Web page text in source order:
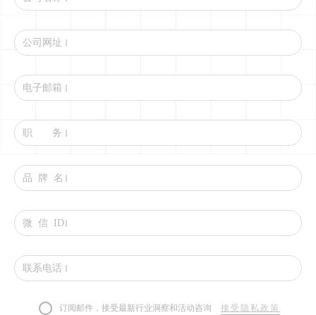
公司网址
电子邮箱
职 务
品 牌 名
微 信 ID
联系电话
订阅邮件，接受最新行业洞察和活动咨询 接受隐私政策